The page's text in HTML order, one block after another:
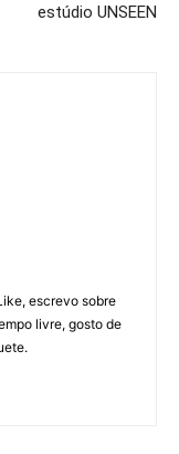
estúdio UNSEEN
escrevo sobre
livre, gosto de